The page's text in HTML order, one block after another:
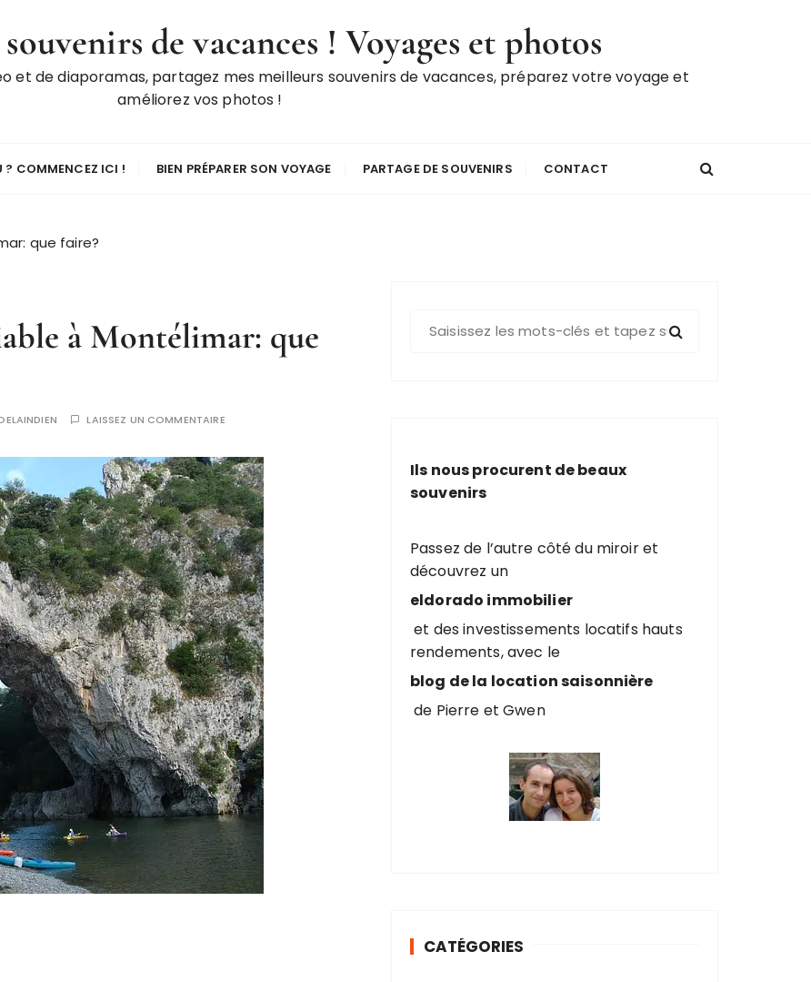
de vacances ! Voyages et photos
et de diaporamas, partagez mes meilleurs souvenirs de vacances, préparez votre voyage et
améliorez vos photos !
? COMMENCEZ ICI ! BIEN PRÉPARER SON VOYAGE PARTAGE DE SOUVENIRS CONTACT
que faire?
à Montélimar: que
LAISSEZ UN COMMENTAIRE
h
e
o
u
r
Ils nous procurent de beaux
souvenirs
Passez de l’autre côté du miroir et
découvrez un
eldorado immobilier
et des investissements locatifs hauts
rendements, avec le
blog de la location saisonnière
de Pierre et Gwen
CATÉGORIES